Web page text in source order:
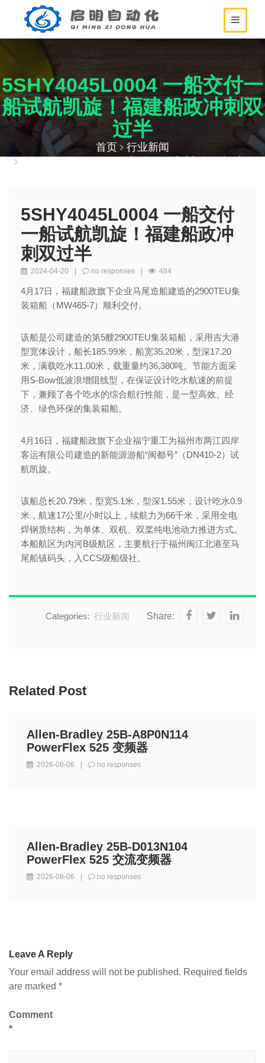
5SHY4045L0004 一船交付一
船试航凯旋！福建船政冲刺双
过半
首页
行业新闻
5SHY4045L0004 一船交付
一船试航凯旋！福建船政冲
刺双过半
2024-04-20 no responses 484
4月17日，福建船政旗下企业马尾造船建造的2900TEU集
装箱船（MW465-7）顺利交付。
该船是公司建造的第5艘2900TEU集装箱船，采用吉大港
型宽体设计，船长185.99米，船宽35.20米，型深17.20
米，满载吃水11.00米，载重量约36,380吨。节能方面采
用S-Bow低波浪增阻线型，在保证设计吃水航速的前提
下，兼顾了各个吃水的综合航行性能，是一型高效、经
济、绿色环保的集装箱船。
4月16日，福建船政旗下企业福宁重工为福州市两江四岸
客运有限公司建造的新能源游船“闽都号”（DN410-2）试
航凯旋。
该船总长20.79米，型宽5.1米，型深1.55米，设计吃水0.9
米，航速17公里/小时以上，续航力为66千米，采用全电
焊钢质结构，为单体、双机、双桨纯电池动力推进方式。
本船航区为内河B级航区，主要航行于福州闽江北港至马
尾船镇码头，入CCS级船级社。
Categories: 行业新闻 Share:
Related Post
Allen-Bradley 25B-A8P0N114
PowerFlex 525 变频器
2026-08-06 no responses
Allen-Bradley 25B-D013N104
PowerFlex 525 交流变频器
2026-08-06 no responses
Leave A Reply
Your email address will not be published. Required fields
are marked *
Comment
*